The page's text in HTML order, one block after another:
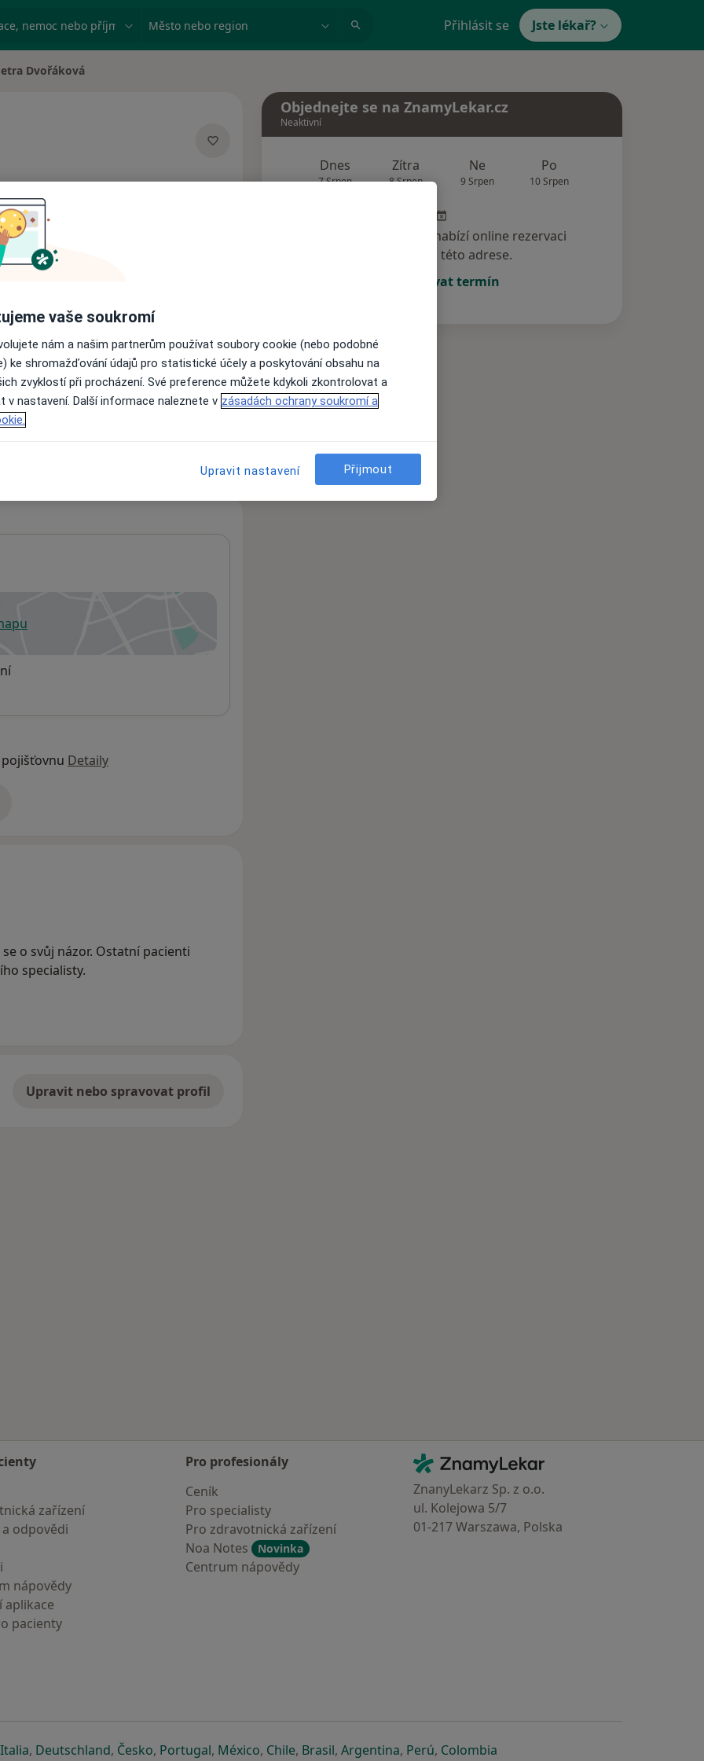
nemoc nebo příjmení Město nebo region Přihlásit se Jste lékař?
městaDvořáková
Rezervovat termín
Názory pacientů
nejsou k dispozici
informace o svých službách.
v nové záložce
Detaily
o svůj názor. Ostatní pacienti
specialisty.
Upravit nebo spravovat profil
Objednejte se na ZnamyLekar.cz
Neaktivní
Dnes
7 Srpen
Zítra
8 Srpen
Ne
9 Srpen
Po
10 Srpen
Tento specialista nenabízí online rezervaci
termínu na této adrese.
Rezervovat termín
zařízení
odpovědi
nápovědy
aplikace
pacienty
Pro profesionály
Ceník
Pro specialisty
Pro zdravotnická zařízení
Noa Notes
Novinka
Centrum nápovědy
Kontakt
ZnamyLekar - Hlavní stránka
ZnanyLekarz Sp. z o.o.
ul. Kolejowa 5/7
01-217 Warszawa, Polska
nové záložce
otevře v nové záložce
Italiase otevře v nové záložce
, Deutschlandse otevře v nové záložce
, Českose otevře v nové záložce
, Portugalse otevře v nové záložce
, Méxicose otevře v nové záložce
, Chilese otevře v nové záložce
, Brasilse otevře v nové záložce
, Argentinase otevře v nové záložce
, Perúse otevře v nové záložce
, Colombiase otevře v nové záložce
vaše soukromí
nám a našim partnerům používat soubory cookie (nebo podobné
ke shromažďování údajů pro statistické účely a poskytování obsahu na
zvyklostí při procházení. Své preference můžete kdykoli zkontrolovat a
v nastavení. Další informace naleznete v zásadách ochrany soukromí a
Upravit nastavení Přijmout